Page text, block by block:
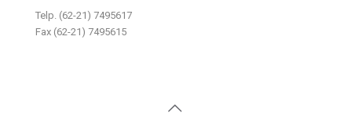
Telp. (62-21) 7495617
Fax (62-21) 7495615